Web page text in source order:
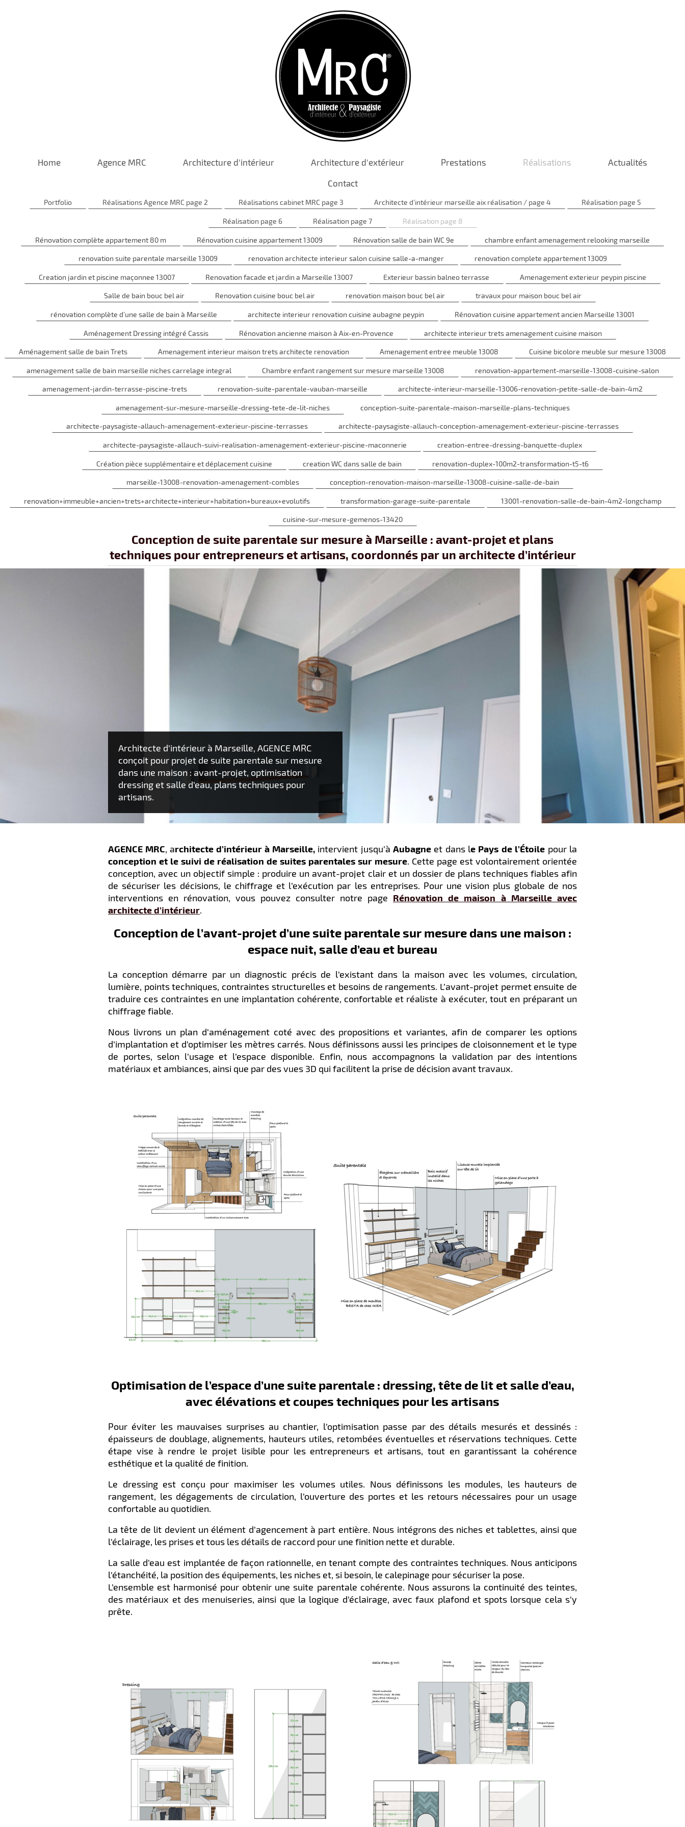
Home Agence MRC Architecture d'intérieur Architecture d'extérieur Prestations Réalisations Actualités
Contact
Portfolio Réalisations Agence MRC page 2 Réalisations cabinet MRC page 3 Architecte d'intérieur marseille aix réalisation / page 4 Réalisation page 5
Réalisation page 6 Réalisation page 7 Réalisation page 8
Rénovation complète appartement 80 m Rénovation cuisine appartement 13009 Rénovation salle de bain WC 9e chambre enfant amenagement relooking marseille
renovation suite parentale marseille 13009 renovation architecte interieur salon cuisine salle-a-manger renovation complete appartement 13009
Creation jardin et piscine maçonnee 13007 Renovation facade et jardin a Marseille 13007 Exterieur bassin balneo terrasse Amenagement exterieur peypin piscine
Salle de bain bouc bel air Renovation cuisine bouc bel air renovation maison bouc bel air travaux pour maison bouc bel air
rénovation complète d’une salle de bain à Marseille architecte interieur renovation cuisine aubagne peypin Rénovation cuisine appartement ancien Marseille 13001
Aménagement Dressing intégré Cassis Rénovation ancienne maison à Aix-en-Provence architecte interieur trets amenagement cuisine maison
Aménagement salle de bain Trets Amenagement interieur maison trets architecte renovation Amenagement entree meuble 13008 Cuisine bicolore meuble sur mesure 13008
amenagement salle de bain marseille niches carrelage integral Chambre enfant rangement sur mesure marseille 13008 renovation-appartement-marseille-13008-cuisine-salon
amenagement-jardin-terrasse-piscine-trets renovation-suite-parentale-vauban-marseille architecte-interieur-marseille-13006-renovation-petite-salle-de-bain-4m2
amenagement-sur-mesure-marseille-dressing-tete-de-lit-niches conception-suite-parentale-maison-marseille-plans-techniques
architecte-paysagiste-allauch-amenagement-exterieur-piscine-terrasses architecte-paysagiste-allauch-conception-amenagement-exterieur-piscine-terrasses
architecte-paysagiste-allauch-suivi-realisation-amenagement-exterieur-piscine-maconnerie creation-entree-dressing-banquette-duplex
Création pièce supplémentaire et déplacement cuisine creation WC dans salle de bain renovation-duplex-100m2-transformation-t5-t6
marseille-13008-renovation-amenagement-combles conception-renovation-maison-marseille-13008-cuisine-salle-de-bain
renovation+immeuble+ancien+trets+architecte+interieur+habitation+bureaux+evolutifs transformation-garage-suite-parentale 13001-renovation-salle-de-bain-4m2-longchamp
cuisine-sur-mesure-gemenos-13420
Conception de suite parentale sur mesure à Marseille : avant-projet et plans
techniques pour entrepreneurs et artisans, coordonnés par un architecte d’intérieur
Architecte d’intérieur à Marseille, AGENCE MRC
conçoit pour projet de suite parentale sur mesure
dans une maison : avant-projet, optimisation
dressing et salle d’eau, plans techniques pour
artisans.
AGENCE MRC, architecte d’intérieur à Marseille, intervient jusqu’à Aubagne et dans le Pays de l’Étoile pour la
conception et le suivi de réalisation de suites parentales sur mesure. Cette page est volontairement orientée
conception, avec un objectif simple : produire un avant-projet clair et un dossier de plans techniques fiables afin
de sécuriser les décisions, le chiffrage et l’exécution par les entreprises. Pour une vision plus globale de nos
interventions en rénovation, vous pouvez consulter notre page Rénovation de maison à Marseille avec
architecte d’intérieur.
Conception de l’avant-projet d’une suite parentale sur mesure dans une maison :
espace nuit, salle d’eau et bureau
La conception démarre par un diagnostic précis de l’existant dans la maison avec les volumes, circulation,
lumière, points techniques, contraintes structurelles et besoins de rangements. L’avant-projet permet ensuite de
traduire ces contraintes en une implantation cohérente, confortable et réaliste à exécuter, tout en préparant un
chiffrage fiable.
Nous livrons un plan d’aménagement coté avec des propositions et variantes, afin de comparer les options
d’implantation et d’optimiser les mètres carrés. Nous définissons aussi les principes de cloisonnement et le type
de portes, selon l’usage et l’espace disponible. Enfin, nous accompagnons la validation par des intentions
matériaux et ambiances, ainsi que par des vues 3D qui facilitent la prise de décision avant travaux.
Optimisation de l’espace d’une suite parentale : dressing, tête de lit et salle d’eau,
avec élévations et coupes techniques pour les artisans
Pour éviter les mauvaises surprises au chantier, l’optimisation passe par des détails mesurés et dessinés :
épaisseurs de doublage, alignements, hauteurs utiles, retombées éventuelles et réservations techniques. Cette
étape vise à rendre le projet lisible pour les entrepreneurs et artisans, tout en garantissant la cohérence
esthétique et la qualité de finition.
Le dressing est conçu pour maximiser les volumes utiles. Nous définissons les modules, les hauteurs de
rangement, les dégagements de circulation, l’ouverture des portes et les retours nécessaires pour un usage
confortable au quotidien.
La tête de lit devient un élément d’agencement à part entière. Nous intégrons des niches et tablettes, ainsi que
l’éclairage, les prises et tous les détails de raccord pour une finition nette et durable.
La salle d’eau est implantée de façon rationnelle, en tenant compte des contraintes techniques. Nous anticipons
l’étanchéité, la position des équipements, les niches et, si besoin, le calepinage pour sécuriser la pose.
L’ensemble est harmonisé pour obtenir une suite parentale cohérente. Nous assurons la continuité des teintes,
des matériaux et des menuiseries, ainsi que la logique d’éclairage, avec faux plafond et spots lorsque cela s’y
prête.